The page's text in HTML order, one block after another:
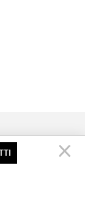
Customer service